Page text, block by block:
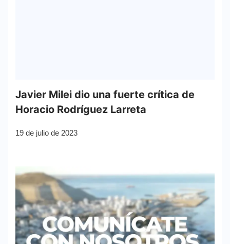
Javier Milei dio una fuerte crítica de
Horacio Rodríguez Larreta
19 de julio de 2023